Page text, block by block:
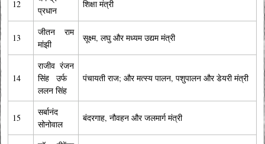
12
प्रधान
शिक्षा मंत्री
13
जीतन राम
मांझी
सूक्ष्म, लघु और मध्यम उद्यम मंत्री
14
राजीव रंजन
सिंह उर्फ ​​
ललन सिंह
पंचायती राज; और मत्स्य पालन, पशुपालन और डेयरी मंत्री
15
सर्बानंद
सोनोवाल
बंदरगाह, नौवहन और जलमार्ग मंत्री